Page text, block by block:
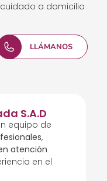
a domicilio
LLÁMANOS
S.A.D
equipo de
,
atención
en el